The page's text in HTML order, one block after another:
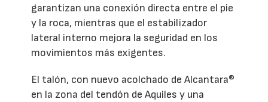
garantizan una conexión directa entre el pie
y la roca, mientras que el estabilizador
lateral interno mejora la seguridad en los
movimientos más exigentes.
El talón, con nuevo acolchado de Alcantara®
en la zona del tendón de Aquiles y una